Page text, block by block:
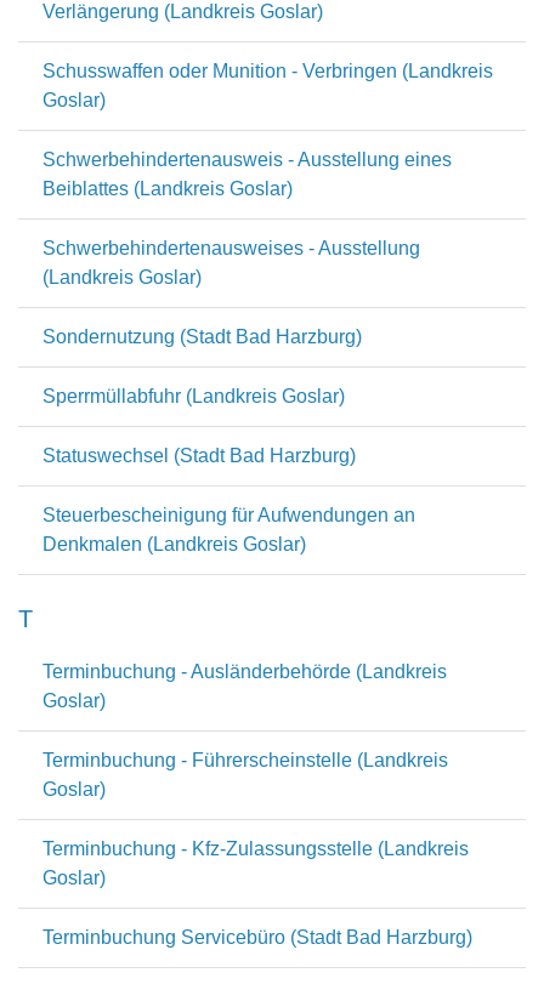
Verlängerung (Landkreis Goslar)
Schusswaffen oder Munition - Verbringen (Landkreis
Goslar)
Schwerbehindertenausweis - Ausstellung eines
Beiblattes (Landkreis Goslar)
Schwerbehindertenausweises - Ausstellung
(Landkreis Goslar)
Sondernutzung (Stadt Bad Harzburg)
Sperrmüllabfuhr (Landkreis Goslar)
Statuswechsel (Stadt Bad Harzburg)
Steuerbescheinigung für Aufwendungen an
Denkmalen (Landkreis Goslar)
T
Terminbuchung - Ausländerbehörde (Landkreis
Goslar)
Terminbuchung - Führerscheinstelle (Landkreis
Goslar)
Terminbuchung - Kfz-Zulassungsstelle (Landkreis
Goslar)
Terminbuchung Servicebüro (Stadt Bad Harzburg)